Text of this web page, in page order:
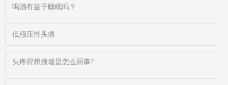
喝酒有益于睡眠吗？
低颅压性头痛
头疼得想撞墙是怎么回事?